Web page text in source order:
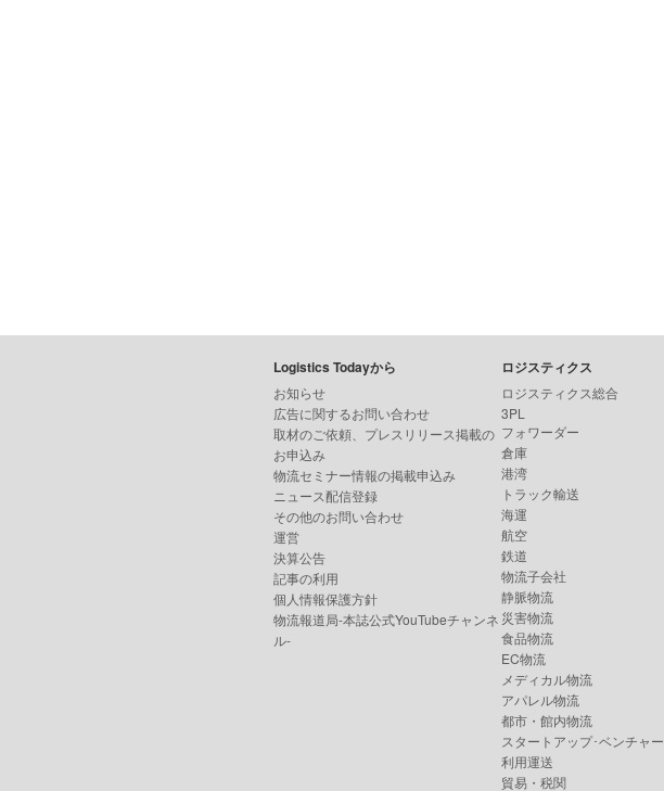
Logistics Todayから
お知らせ
広告に関するお問い合わせ
取材のご依頼、プレスリリース掲載の
お申込み
物流セミナー情報の掲載申込み
ニュース配信登録
その他のお問い合わせ
運営
決算公告
記事の利用
個人情報保護方針
物流報道局-本誌公式YouTubeチャンネ
ル-
ロジスティクス
ロジスティクス総合
3PL
フォワーダー
倉庫
港湾
トラック輸送
海運
航空
鉄道
物流子会社
静脈物流
災害物流
食品物流
EC物流
メディカル物流
アパレル物流
都市・館内物流
スタートアップ･ベンチャー
利用運送
貿易・税関